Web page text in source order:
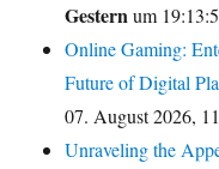
Gesternum
Online Gaming:
Future of Digital
07. August 2026,
Unraveling the